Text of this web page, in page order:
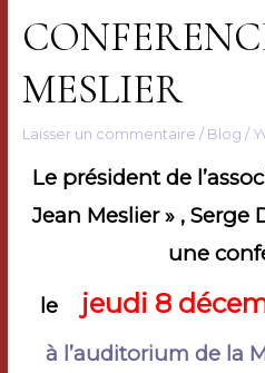
MESLIER
Laisser un commentaire / Blog /
Le président de
Jean Meslier » , Serge
une
le jeudi 8
à l’auditorium de la